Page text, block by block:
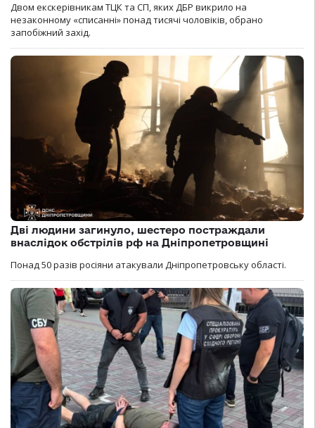
Двом екскерівникам ТЦК та СП, яких ДБР викрило на
незаконному «списанні» понад тисячі чоловіків, обрано
запобіжний захід.
Дві людини загинуло, шестеро постраждали
внаслідок обстрілів рф на Дніпропетровщині
Понад 50 разів росіяни атакували Дніпропетровську області.